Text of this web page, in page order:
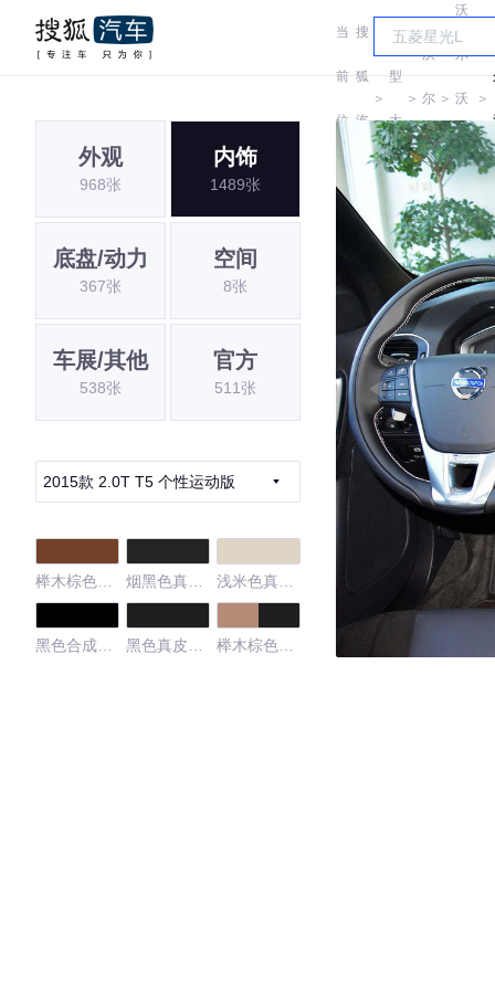
当
前
位
置:
搜
狐
汽
车
＞
车
型
大
全
＞
沃
尔
沃
＞
沃
尔
沃
(进
＞
外观
968张
内饰
1489张
底盘/动力
367张
空间
8张
车展/其他
538张
官方
511张
2015款 2.0T T5 个性运动版
榉木棕色真
烟黑色真皮
浅米色真皮
黑色合成皮
黑色真皮座
榉木棕色真